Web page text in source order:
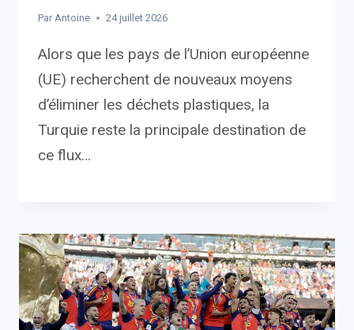
Par Antoine 24 juillet 2026
Alors que les pays de l’Union européenne
(UE) recherchent de nouveaux moyens
d’éliminer les déchets plastiques, la
Turquie reste la principale destination de
ce flux…